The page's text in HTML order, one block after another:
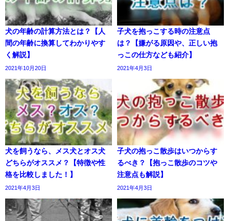
犬の年齢の計算方法とは？【人
間の年齢に換算してわかりやす
く解説】
2021年10月20日
子犬を抱っこする時の注意点
は？【嫌がる原因や、正しい抱
っこの仕方なども紹介】
2021年4月3日
犬を飼うなら、メス犬とオス犬
どちらがオススメ？【特徴や性
格を比較しました！】
2021年4月3日
子犬の抱っこ散歩はいつからす
るべき？【抱っこ散歩のコツや
注意点も解説】
2021年4月3日